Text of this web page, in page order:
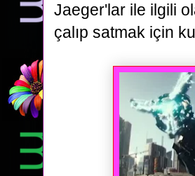
Jaeger'lar ile ilgili
çalıp satmak için